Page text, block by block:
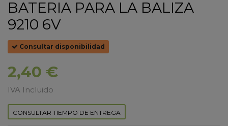
BATERIA PARA LA BALIZA
9210 6V
Consultar disponibilidad
2,40 €
IVA Incluido
CONSULTAR TIEMPO DE ENTREGA